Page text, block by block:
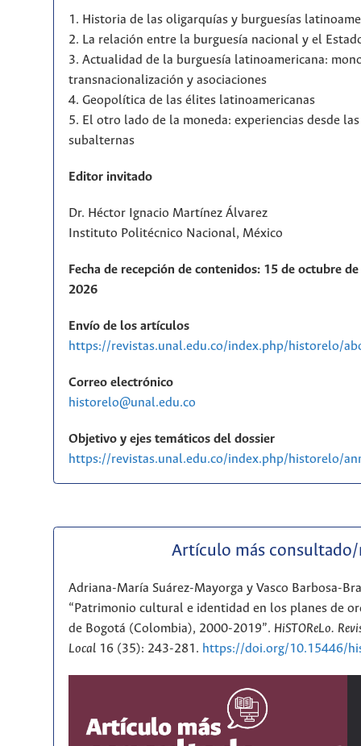
1. Historia de las oligarquías y burguesías
2. La relación entre la burguesía nacional y el
3. Actualidad de la burguesía latinoamericana:
transnacionalización y asociaciones
4. Geopolítica de las élites latinoamericanas
5. El otro lado de la moneda: experiencias desde
subalternas
Editor invitado
Dr. Héctor Ignacio Martínez Álvarez
Instituto Politécnico Nacional, México
Fecha de recepción de contenidos: 15 de octubre
2026
Envío de los artículos
https://revistas.unal.edu.co/index.php/historelo/
Correo electrónico
historelo@unal.edu.co
Objetivo y ejes temáticos del dossier
https://revistas.unal.edu.co/index.php/historelo/
Artículo más consultado/
Adriana-María Suárez-Mayorga y Vasco Barbosa-
“Patrimonio cultural e identidad en los planes de
de Bogotá (Colombia), 2000-2019”. HiSTOReLo.
Local16 (35): 243-281. https://doi.org/10.15446/